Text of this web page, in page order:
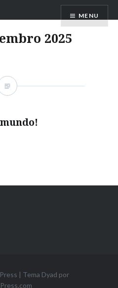
MENU
2025
| Tema Dyad por